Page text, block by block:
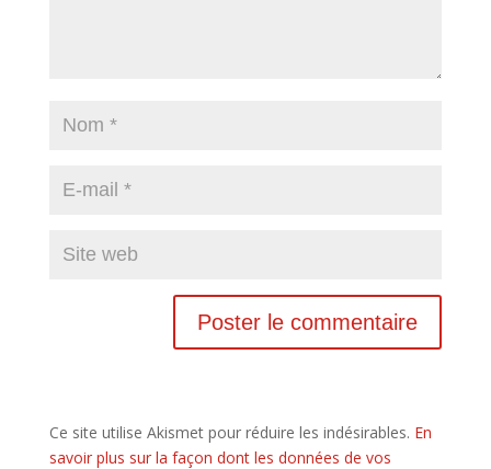
Ce site utilise Akismet pour réduire les indésirables. En
savoir plus sur la façon dont les données de vos